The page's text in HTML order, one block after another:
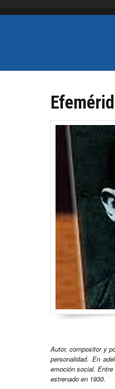
Autor, compositor y
personalidad. En
emoción social.
estrenado en 1930.